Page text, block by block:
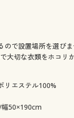
で設置場所を選び
大切な衣類をホコ
リエステル100%
50×190cm